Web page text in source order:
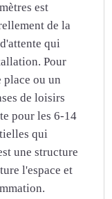
est
de la
qui
Pour
ou un
de loisirs
pour les 6-14
qui
une structure
l'espace et